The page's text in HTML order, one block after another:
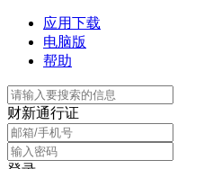
应用下载
电脑版
帮助
财新通行证